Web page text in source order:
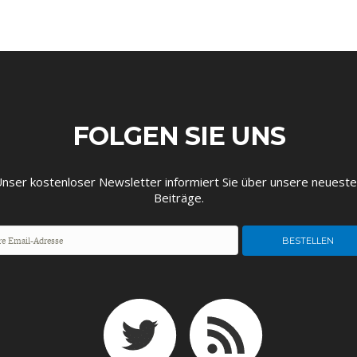
UND DIE
DIGITALISIERUNG
DAS POST-
ZEITALTER
MAKROTHEK
FOLGEN SIE UNS
kostenloser Newsletter informiert Sie über unsere
Beiträge.